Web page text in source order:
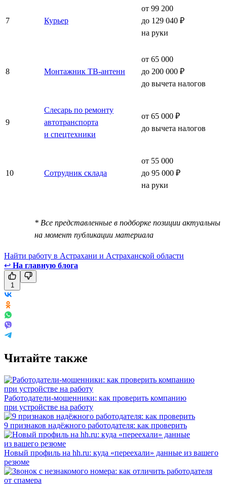
7 Курьер
от 99 200
до 129 040 ₽
на руки
8 Монтажник ТВ-антенн
от 65 000
до 200 000 ₽
до вычета налогов
9
Слесарь по ремонту
автотранспорта
и спецтехники
от 65 000 ₽
до вычета налогов
10 Сотрудник склада
от 55 000
до 95 000 ₽
на руки
* Все представленные в подборке позиции актуальны
на момент публикации материала
Найти работу в Астрахани и Астраханской области
↩ На главную блога
1
Читайте также
Работодатели-мошенники: как проверить компанию
при устройстве на работу
9 признаков надёжного работодателя: как проверить
Новый профиль на hh.ru: куда «переехали» данные из вашего
резюме